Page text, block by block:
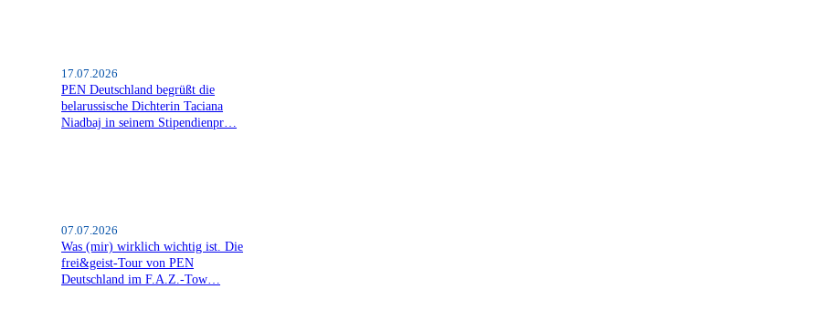
17.07.2026
PEN Deutschland begrüßt die
belarussische Dichterin Taciana
Niadbaj in seinem Stipendienpr…
07.07.2026
Was (mir) wirklich wichtig ist. Die
frei&geist-Tour von PEN
Deutschland im F.A.Z.-Tow…